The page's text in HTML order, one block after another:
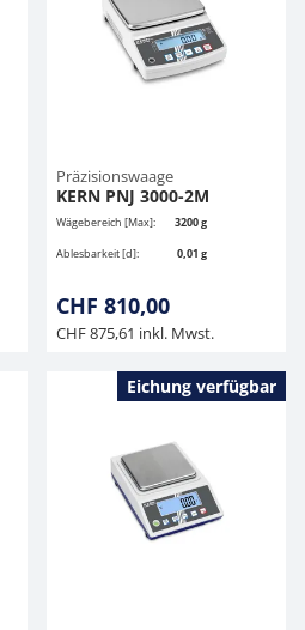
Präzisionswaage
KERN PNJ 3000-2M
Wägebereich [Max]:
3200 g
Ablesbarkeit [d]:
0,01 g
CHF 810,00
CHF 875,61 inkl. Mwst.
Eichung verfügbar